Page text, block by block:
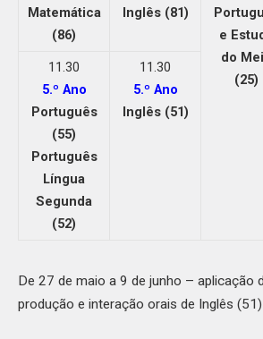
Matemática
(86)
Inglês (81)
e
do
(25)
11.30
5.º Ano
Português
(55)
Português
Língua
Segunda
(52)
11.30
5.º Ano
Inglês (51)
De 27 de maio a 9 de junho – aplicação
produção e interação orais de Inglês (51)